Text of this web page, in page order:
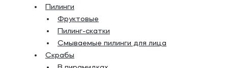
Пилинги
Фруктовые
Пилинг-скатки
Смываемые пилинги для лица
Скрабы